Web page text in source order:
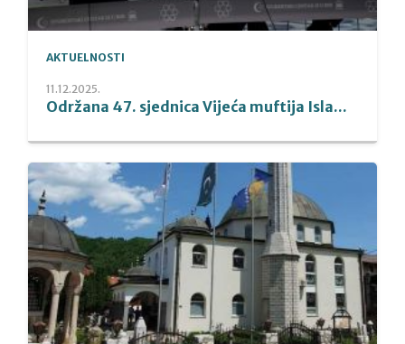
AKTUELNOSTI
11.12.2025.
Održana 47. sjednica Vijeća muftija Isla...